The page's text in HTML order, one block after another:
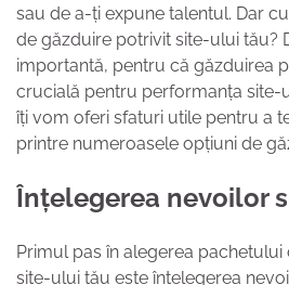
sau de a-ți expune talentul. Dar
de găzduire potrivit site-ului tău?
importantă, pentru că găzduirea
crucială pentru performanța site-
îți vom oferi sfaturi utile pentru a
printre numeroasele opțiuni de
Înțelegerea nevoilor
Primul pas în alegerea
site-ului tău este înțelegerea